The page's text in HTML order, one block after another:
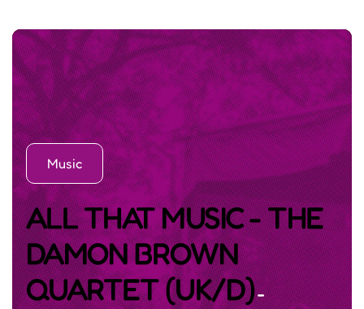
Music
ALL THAT MUSIC - THE
DAMON BROWN
QUARTET (UK/D)-